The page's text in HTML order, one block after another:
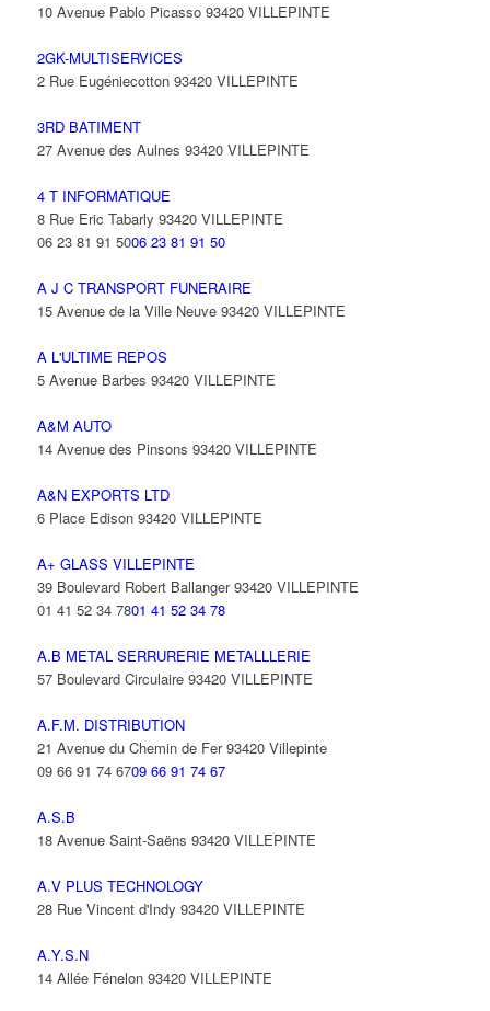
10 Avenue Pablo Picasso 93420 VILLEPINTE
2GK-MULTISERVICES
2 Rue Eugéniecotton 93420 VILLEPINTE
3RD BATIMENT
27 Avenue des Aulnes 93420 VILLEPINTE
4 T INFORMATIQUE
8 Rue Eric Tabarly 93420 VILLEPINTE
06 23 81 91 5006 23 81 91 50
A J C TRANSPORT FUNERAIRE
15 Avenue de la Ville Neuve 93420 VILLEPINTE
A L'ULTIME REPOS
5 Avenue Barbes 93420 VILLEPINTE
A&M AUTO
14 Avenue des Pinsons 93420 VILLEPINTE
A&N EXPORTS LTD
6 Place Edison 93420 VILLEPINTE
A+ GLASS VILLEPINTE
39 Boulevard Robert Ballanger 93420 VILLEPINTE
01 41 52 34 7801 41 52 34 78
A.B METAL SERRURERIE METALLLERIE
57 Boulevard Circulaire 93420 VILLEPINTE
A.F.M. DISTRIBUTION
21 Avenue du Chemin de Fer 93420 Villepinte
09 66 91 74 6709 66 91 74 67
A.S.B
18 Avenue Saint-Saëns 93420 VILLEPINTE
A.V PLUS TECHNOLOGY
28 Rue Vincent d'Indy 93420 VILLEPINTE
A.Y.S.N
14 Allée Fénelon 93420 VILLEPINTE